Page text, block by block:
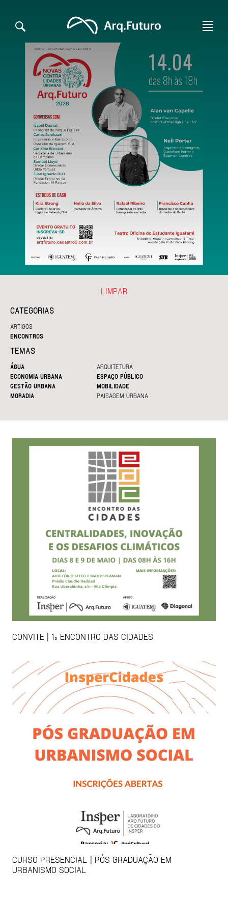
CATEGORIAS
ARTIGOS
ENCONTROS
TEMAS
ÁGUA
ARQUITETURA
ECONOMIA URBANA
ESPAÇO PÚBLICO
GESTÃO URBANA
MOBILIDADE
MORADIA
PAISAGEM URBANA
LIMPAR
CONVITE | 1º ENCONTRO DAS CIDADES
CURSO PRESENCIAL | PÓS GRADUAÇÃO EM
URBANISMO SOCIAL